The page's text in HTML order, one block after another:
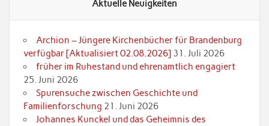
Aktuelle Neuigkeiten
Archion – Jüngere Kirchenbücher für Brandenburg
verfügbar [Aktualisiert 02.08.2026] 31. Juli 2026
früher im Ruhestand und ehrenamtlich engagiert
25. Juni 2026
Spurensuche zwischen Geschichte und
Familienforschung 21. Juni 2026
Johannes Kunckel und das Geheimnis des